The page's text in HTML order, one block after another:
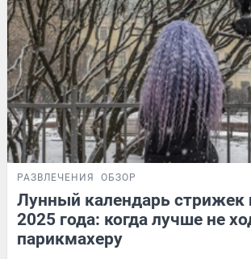
РАЗВЛЕЧЕНИЯ ОБЗОР
Лунный календарь стрижек
2025 года: когда лучше не
парикмахеру